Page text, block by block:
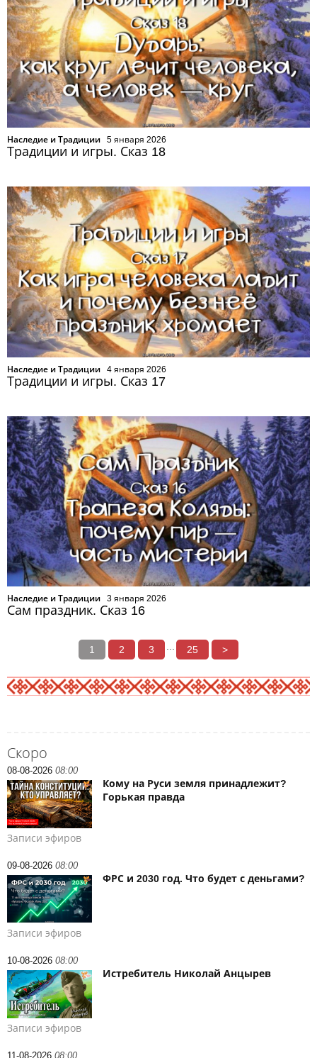
Скоро
08-08-2026 08:00
Кому на Руси земля принадлежит?
Горькая правда
Записи эфиров
09-08-2026 08:00
ФРС и 2030 год. Что будет с деньгами?
Записи эфиров
10-08-2026 08:00
Истребитель Николай Анцырев
Записи эфиров
11-08-2026 08:00
Наследие и Традиции 5 января 2026
Традиции и игры. Сказ 18
Наследие и Традиции 4 января 2026
Традиции и игры. Сказ 17
Наследие и Традиции 3 января 2026
Сам праздник. Сказ 16
1 2 3 ... 25 >